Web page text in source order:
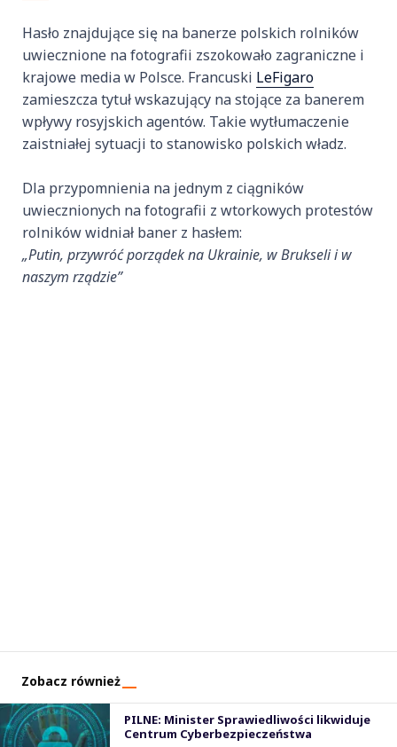
Hasło znajdujące się na banerze polskich rolników
uwiecznione na fotografii zszokowało zagraniczne i
krajowe media w Polsce. Francuski LeFigaro
zamieszcza tytuł wskazujący na stojące za banerem
wpływy rosyjskich agentów. Takie wytłumaczenie
zaistniałej sytuacji to stanowisko polskich władz.
Dla przypomnienia na jednym z ciągników
uwiecznionych na fotografii z wtorkowych protestów
rolników widniał baner z hasłem:
„Putin, przywróć porządek na Ukrainie, w Brukseli i w
naszym rządzie”
Zobacz również
PILNE: Minister Sprawiedliwości likwiduje
Centrum Cyberbezpieczeństwa